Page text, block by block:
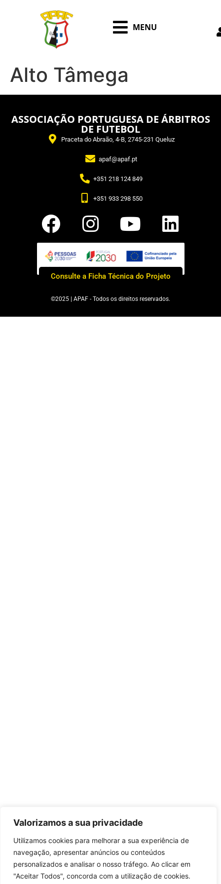
Valorizamos a sua privacidade
Utilizamos cookies para melhorar a sua experiência de
navegação, apresentar anúncios ou conteúdos
personalizados e analisar o nosso tráfego. Ao clicar em
"Aceitar Todos", concorda com a utilização de cookies.
MENU
Alto Tâmega
ASSOCIAÇÃO PORTUGUESA DE ÁRBITROS
DE FUTEBOL
Praceta do Abraão, 4-B, 2745-231 Queluz
apaf@apaf.pt
+351 218 124 849
+351 933 298 550
Consulte a Ficha Técnica do Projeto
©2025 | APAF - Todos os direitos reservados.